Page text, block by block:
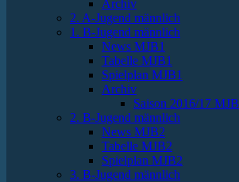
Archiv
2. A-Jugend männlich
1. B-Jugend männlich
News MJB1
Tabelle MJB1
Spielplan MJB1
Archiv
Saison 2016/17 MJB
2. B-Jugend männlich
News MJB2
Tabelle MJB2
Spielplan MJB2
3. B-Jugend männlich